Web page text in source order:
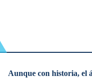
Aunque con historia, el